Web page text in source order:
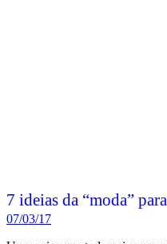
7 ideias da “moda”
07/03/17